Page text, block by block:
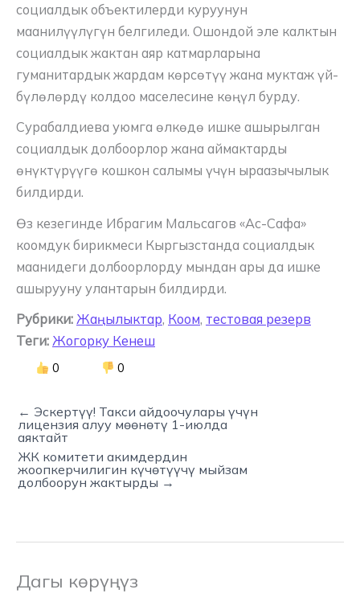
социалдык объектилерди куруунун
маанилүүлүгүн белгиледи. Ошондой эле калктын
социалдык жактан аяр катмарларына
гуманитардык жардам көрсөтүү жана муктаж үй-
бүлөлөрдү колдоо маселесине көңүл бурду.
Сурабалдиева уюмга өлкөдө ишке ашырылган
социалдык долбоорлор жана аймактарды
өнүктүрүүгө кошкон салымы үчүн ыраазычылык
билдирди.
Өз кезегинде Ибрагим Мальсагов «Ас-Сафа»
коомдук бирикмеси Кыргызстанда социалдык
маанидеги долбоорлорду мындан ары да ишке
ашырууну улантарын билдирди.
Рубрики: Жаңылыктар, Коом, тестовая резерв
Теги: Жогорку Кенеш
0 0
← Эскертүү! Такси айдоочулары үчүн
лицензия алуу мөөнөтү 1-июлда
аяктайт
ЖК комитети акимдердин
жоопкерчилигин күчөтүүчү мыйзам
долбоорун жактырды →
Дагы көрүңүз